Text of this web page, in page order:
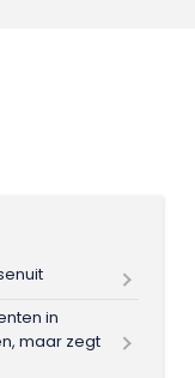
in
maar zegt